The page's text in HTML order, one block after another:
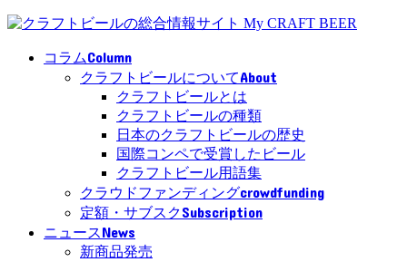
コラムColumn
クラフトビールについてAbout
クラフトビールとは
クラフトビールの種類
日本のクラフトビールの歴史
国際コンペで受賞したビール
クラフトビール用語集
クラウドファンディングcrowdfunding
定額・サブスクSubscription
ニュースNews
新商品発売